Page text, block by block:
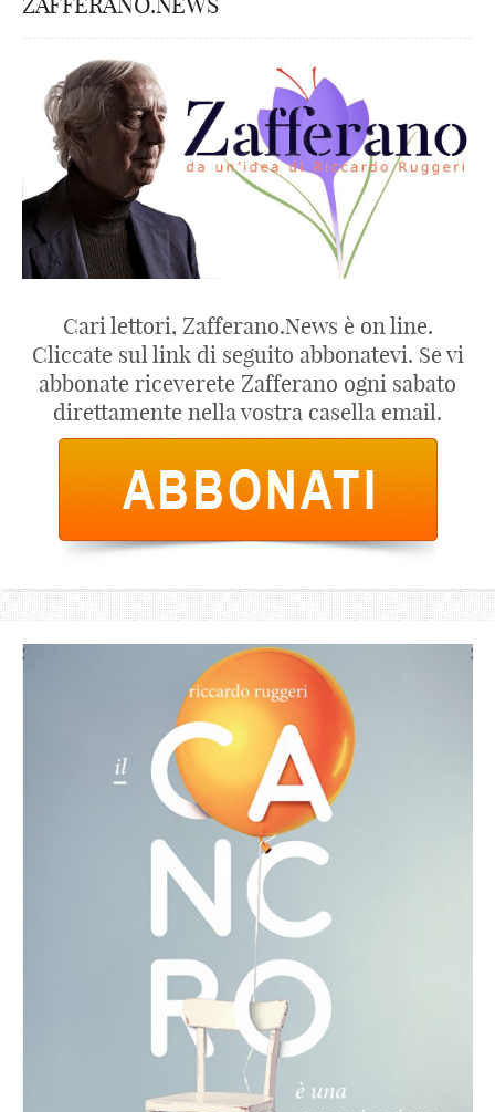
Cari lettori, Zafferano.News è on line.
Cliccate sul link di seguito abbonatevi. Se vi
abbonate riceverete Zafferano ogni sabato
direttamente nella vostra casella email.